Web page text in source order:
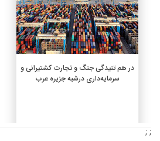
افزودن به سبد خرید
در هم تنیدگی جنگ و تجارت کشتیرانی و
سرمایه‌داری درشبه جزیره عرب
; ;